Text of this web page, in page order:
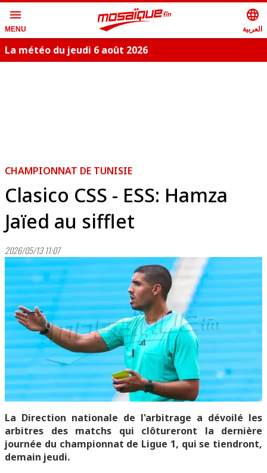
menu
MENU
language
العربية
La météo du jeudi 6 août 2026
CHAMPIONNAT DE TUNISIE
Clasico CSS - ESS: Hamza
Jaïed au sifflet
2026/05/13 11:07
La Direction nationale de l'arbitrage a dévoilé les
arbitres des matchs qui clôtureront la dernière
journée du championnat de Ligue 1, qui se tiendront,
demain jeudi.